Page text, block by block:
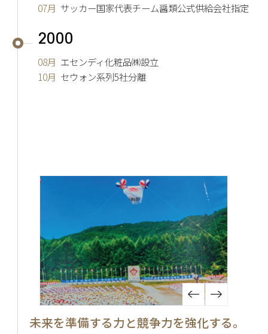
07月 サッカー国家代表チーム醤類公式供給会社指定
2000
08月 エセンディ化粧品㈱設立
10月 セウォン系列5社分離
未来を準備する力と競争力を強化する。